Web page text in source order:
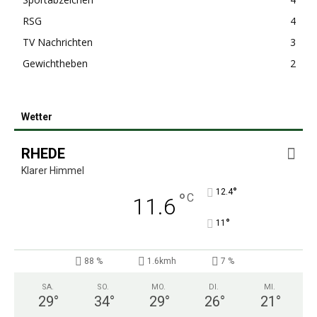
RSG
4
TV Nachrichten
3
Gewichtheben
2
Wetter
RHEDE
Klarer Himmel
11.6 °C 12.4°
11 °
88 % 1.6kmh 7 %
SA.
29°
SO.
34°
MO.
29°
DI.
26°
MI.
21 °